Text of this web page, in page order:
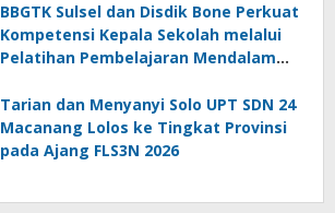
BBGTK Sulsel dan Disdik Bone Perkuat
Kompetensi Kepala Sekolah melalui
Pelatihan Pembelajaran Mendalam
Tarian dan Menyanyi Solo UPT SDN 24
Macanang Lolos ke Tingkat Provinsi
pada Ajang FLS3N 2026